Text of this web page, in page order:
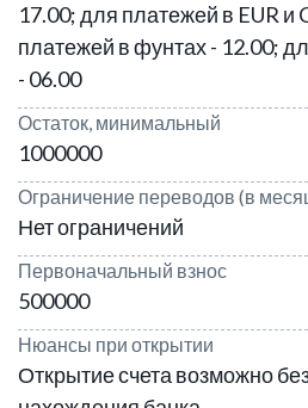
17.00; для платежей в EUR и
платежей в фунтах - 12.00;
- 06.00
Остаток, минимальный
1000000
Ограничение переводов (в
Нет ограничений
Первоначальный взнос
500000
Нюансы при открытии
Открытие счета возможно